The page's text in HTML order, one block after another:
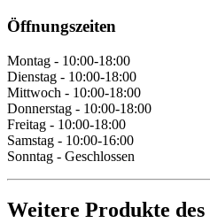
Öffnungszeiten
Montag - 10:00-18:00
Dienstag - 10:00-18:00
Mittwoch - 10:00-18:00
Donnerstag - 10:00-18:00
Freitag - 10:00-18:00
Samstag - 10:00-16:00
Sonntag - Geschlossen
Weitere Produkte